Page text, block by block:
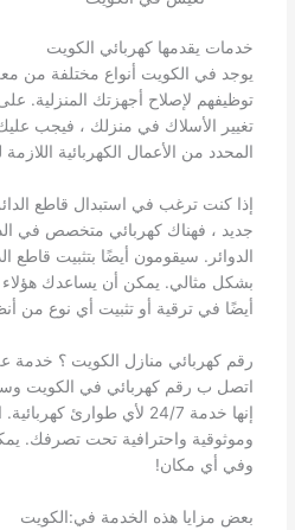
خدمات يقدمها كهربائي الكويت
يوجد في الكويت أنواع مختلفة من
توظيفهم لإصلاح أجهزتك المنزلية.
تغيير الأسلاك في منزلك ، فيجب
المحدد من الأعمال الكهربائية
إذا كنت ترغب في استبدال قاطع
جديد ، فهناك كهربائي متخصص في
الدوائر. سيقومون أيضًا بتثبيت قاطع
بشكل مثالي. يمكن أن يساعدك هؤلاء
أيضًا في ترقية أو تثبيت أي نوع من
رقم كهربائي منازل الكويت ؟ خدمة
اتصل ب رقم كهربائي في الكويت
إنها خدمة 24/7 لأي طوارئ
وموثوقية واحترافية تحت تصرفك.
وفي أي مكان!
بعض مزايا هذه الخدمة في:الكويت